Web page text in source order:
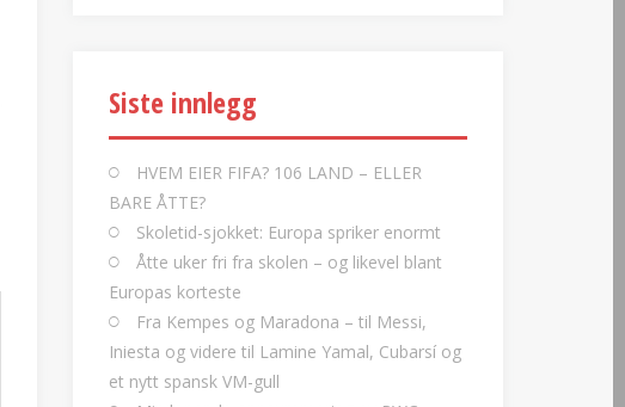
Siste innlegg
HVEM EIER FIFA? 106 LAND – ELLER
BARE ÅTTE?
Skoletid-sjokket: Europa spriker enormt
Åtte uker fri fra skolen – og likevel blant
Europas korteste
Fra Kempes og Maradona – til Messi,
Iniesta og videre til Lamine Yamal, Cubarsí og
et nytt spansk VM-gull